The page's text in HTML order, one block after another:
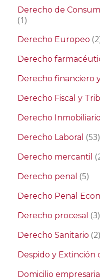
Derecho de
(1)
Derecho Europeo
Derecho
Derecho financiero
Derecho Fiscal y
Derecho Inmobiliario
Derecho Laboral (53)
Derecho mercantil
Derecho penal (5)
Derecho Penal
Derecho procesal (3)
Derecho Sanitario (2)
Despido y Extinción
Domicilio empresarial